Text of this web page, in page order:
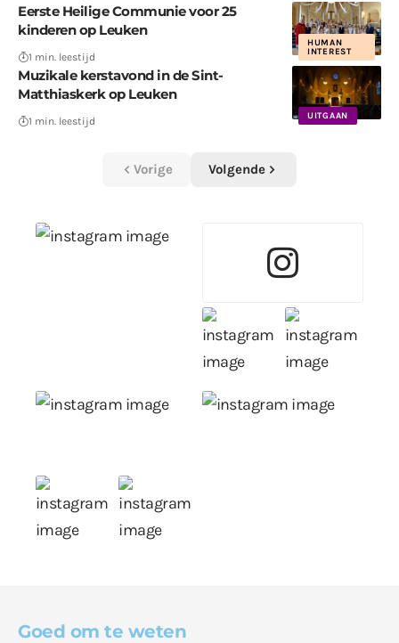
HUMAN
INTEREST
Eerste Heilige Communie voor 25
kinderen op Leuken
1 min. leestijd
UITGAAN
Muzikale kerstavond in de Sint-
Matthiaskerk op Leuken
1 min. leestijd
Vorige Volgende
Goed om te weten